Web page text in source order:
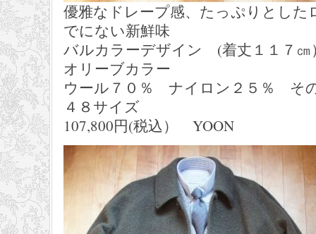
優雅なドレープ感、たっぷりとし
でにない新鮮味
バルカラーデザイン (着丈１１７㎝
オリーブカラー
ウール７０％ ナイロン２５％ そ
４８サイズ
107,800円(税込） YOON